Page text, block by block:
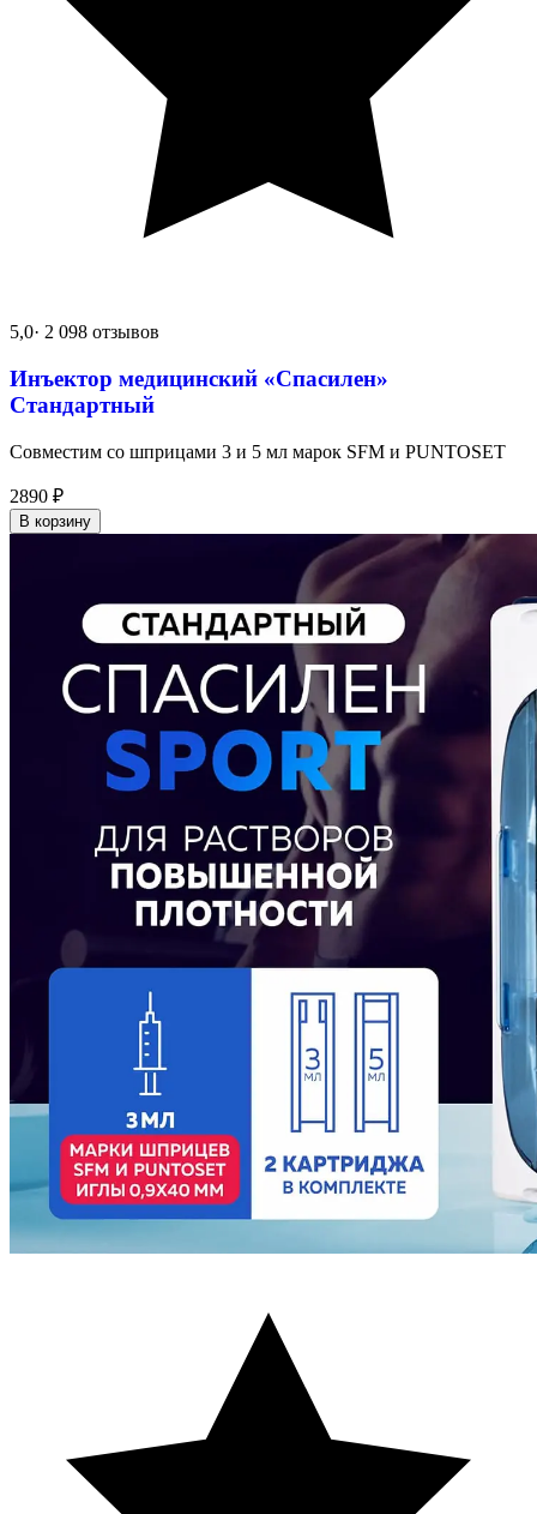
5,0· 2 098 отзывов
Инъектор медицинский «Спасилен»
Стандартный
Совместим со шприцами 3 и 5 мл марок SFM и PUNTOSET
2890 ₽
В корзину